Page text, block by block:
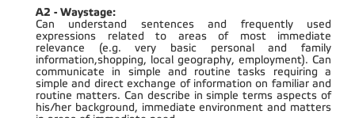
A2 - Waystage:
Can understand sentences and frequently used
expressions related to areas of most immediate
relevance (e.g. very basic personal and family
information,shopping, local geography, employment). Can
communicate in simple and routine tasks requiring a
simple and direct exchange of information on familiar and
routine matters. Can describe in simple terms aspects of
his/her background, immediate environment and matters